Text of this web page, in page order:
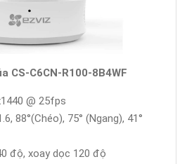
CS-C6CN-R100-8B4WF
@ 25fps
88°(Chéo), 75° (Ngang), 41°
độ, xoay dọc 120 độ